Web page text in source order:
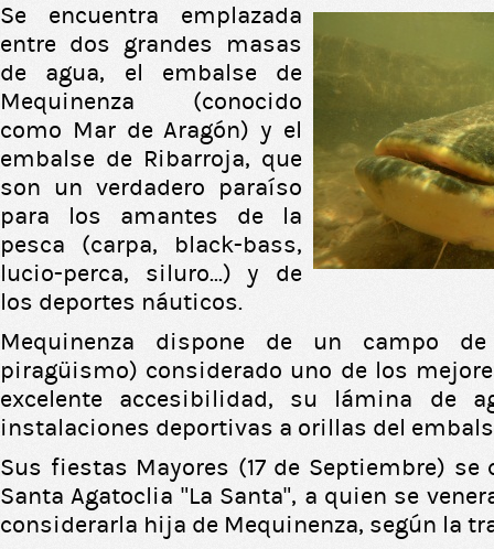
Se encuentra emplazada
entre dos grandes masas
de agua, el embalse de
Mequinenza (conocido
como Mar de Aragón) y el
embalse de Ribarroja, que
son un verdadero paraíso
para los amantes de la
pesca (carpa, black-bass,
lucio-perca, siluro...) y de
los deportes náuticos.
Mequinenza dispone de un campo
piragüismo) considerado uno de los
excelente accesibilidad, su lámina de
instalaciones deportivas a orillas del
Sus fiestas Mayores (17 de Septiembre) se
Santa Agatoclia "La Santa", a quien se
considerarla hija de Mequinenza, según la